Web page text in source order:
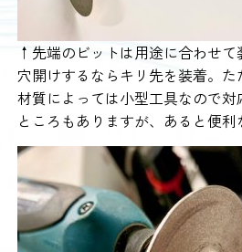
↑先端のビットは用途に合わせて
穴開けするならキリ先を装着。た
材質によっては小型工具なので対
ところもありますが、あると便利